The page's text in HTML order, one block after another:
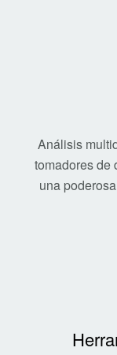
Análisis
tomadores de
una